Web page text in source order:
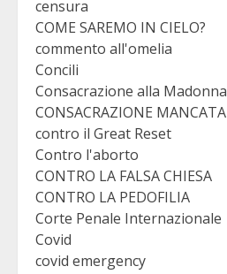
censura
COME SAREMO IN CIELO?
commento all'omelia
Concili
Consacrazione alla Madonna
CONSACRAZIONE
contro il Great Reset
Contro l'aborto
CONTRO LA FALSA CHIESA
CONTRO LA PEDOFILIA
Corte Penale Internazionale
Covid
covid emergency